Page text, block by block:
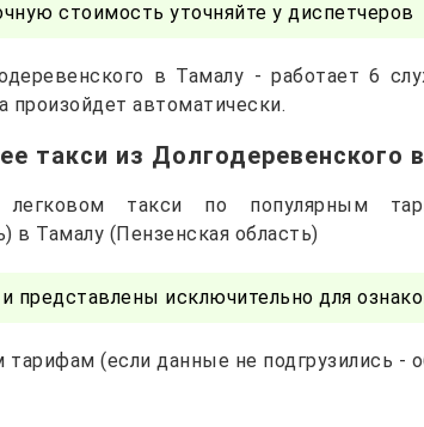
стоимость уточняйте у диспетчеров
в Тамалу - работает 6
автоматически.
такси из Долгодеревенского
такси по популярным
в Тамалу (Пензенская область)
представлены исключительно для
(если данные не подгрузились -